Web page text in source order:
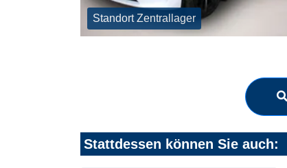
Standort Zentrallager
Stattdessen können Sie auch: